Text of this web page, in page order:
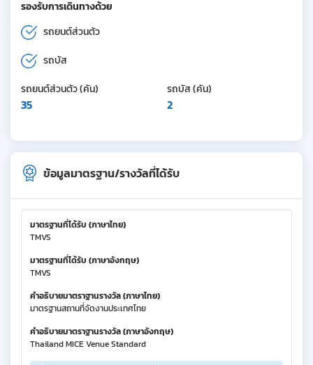
รองรับการเดินทางด้วย
รถยนต์ส่วนตัว
รถบัส
รถยนต์ส่วนตัว (คัน)
35
รถบัส (คัน)
2
ข้อมูลมาตรฐาน/รางวัลที่ได้รับ
มาตรฐานที่ได้รับ (ภาษาไทย)
TMVS
มาตรฐานที่ได้รับ (ภาษาอังกฤษ)
TMVS
คำอธิบายมาตราฐานรางวัล (ภาษาไทย)
มาตรฐานสถานที่จัดงานประเทศไทย
คำอธิบายมาตราฐานรางวัล (ภาษาอังกฤษ)
Thailand MICE Venue Standard